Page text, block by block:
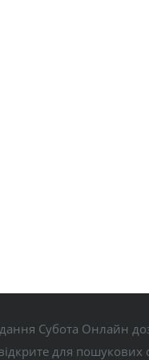
Субота Онлайн
для